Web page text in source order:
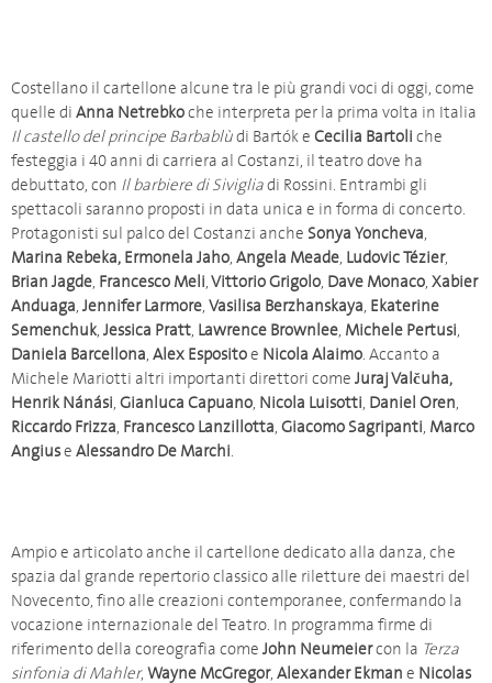
Costellano il cartellone alcune tra le più grandi voci di oggi, come
quelle di Anna Netrebkoche interpreta per la prima volta in Italia
Il castello del principe Barbablùdi Bartók e Cecilia Bartoli che
festeggia i 40 anni di carriera al Costanzi, il teatro dove ha
debuttato, con Il barbiere di Sivigliadi Rossini. Entrambi gli
spettacoli saranno proposti in data unica e in forma di concerto.
Protagonisti sul palco del Costanzi anche Sonya Yoncheva,
Marina Rebeka, Ermonela Jaho, Angela Meade, Ludovic Tézier,
Brian Jagde, Francesco Meli,Vittorio Grigolo, Dave Monaco, Xabier
Anduaga, Jennifer Larmore, Vasilisa Berzhanskaya, Ekaterine
Semenchuk, Jessica Pratt, Lawrence Brownlee, Michele Pertusi,
Daniela Barcellona, Alex Espositoe Nicola Alaimo. Accanto a
Michele Mariotti altri importanti direttori come Juraj Valčuha,
Henrik Nánási, Gianluca Capuano, Nicola Luisotti, Daniel Oren,
Riccardo Frizza, Francesco Lanzillotta, Giacomo Sagripanti, Marco
Angiuse Alessandro De Marchi.
Ampio e articolato anche il cartellone dedicato alla danza, che
spazia dal grande repertorio classico alle riletture dei maestri del
Novecento, fino alle creazioni contemporanee, confermando la
vocazione internazionale del Teatro. In programma firme di
riferimento della coreografia come John Neumeiercon la Terza
sinfonia di Mahler, Wayne McGregor, Alexander Ekman e Nicolas